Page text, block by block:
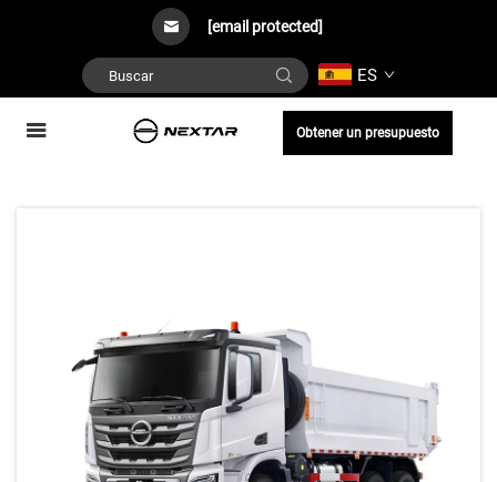
[email protected]
ES
Obtener un presupuesto